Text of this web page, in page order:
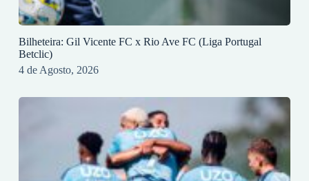
Bilheteira: Gil Vicente FC x Rio Ave FC (Liga Portugal
Betclic)
4 de Agosto, 2026